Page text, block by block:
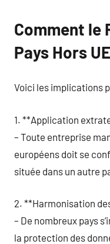
Comment le
Pays Hors UE
Voici les implications
1. **Application
– Toute entreprise
européens doit se
située dans un autre
2. **Harmonisation
– De nombreux pays
la protection des